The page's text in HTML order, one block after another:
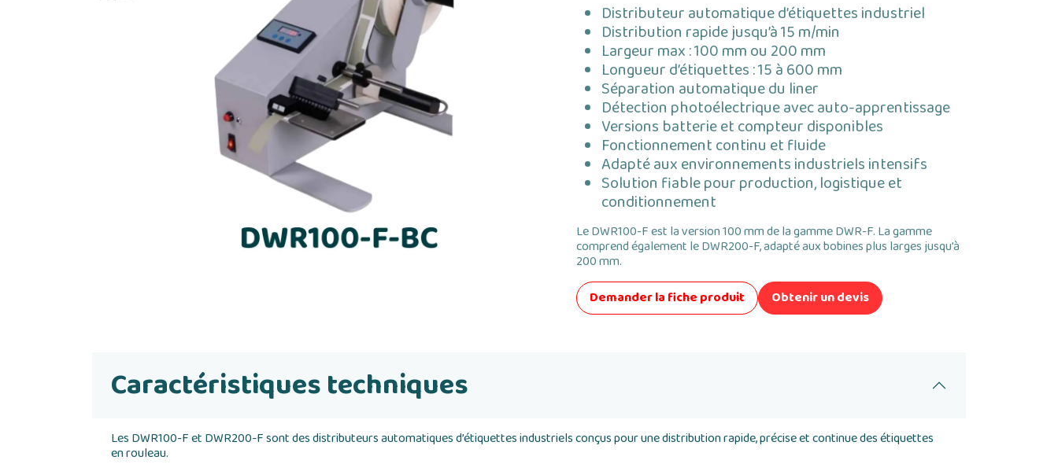
Distributeur automatique d’étiquettes industriel
Distribution rapide jusqu’à 15 m/min
Largeur max : 100 mm ou 200 mm
Longueur d’étiquettes : 15 à 600 mm
Séparation automatique du liner
Détection photoélectrique avec auto-apprentissage
Versions batterie et compteur disponibles
Fonctionnement continu et fluide
Adapté aux environnements industriels intensifs
Solution fiable pour production, logistique et
conditionnement
Le DWR100-F est la version 100 mm de la gamme DWR-F. La gamme
comprend également le DWR200-F, adapté aux bobines plus larges jusqu’à
200 mm.
Demander la fiche produit
Obtenir un devis
Caractéristiques techniques
Les DWR100-F et DWR200-F sont des distributeurs automatiques d’étiquettes industriels conçus pour une distribution rapide, précise et continue des étiquettes
en rouleau.